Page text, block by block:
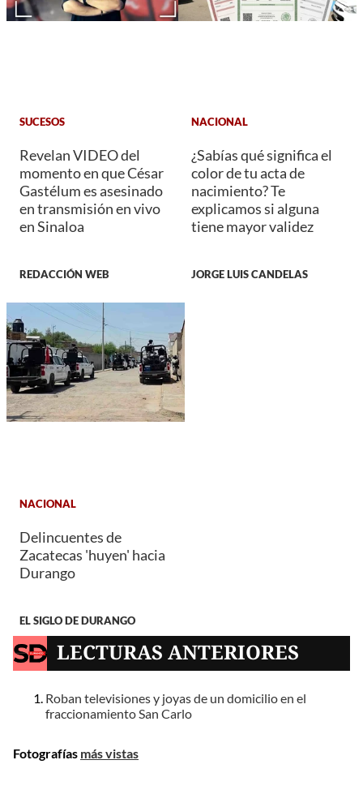
SUCESOS
Revelan VIDEO del
momento en que César
Gastélum es asesinado
en transmisión en vivo
en Sinaloa
REDACCIÓN WEB
NACIONAL
¿Sabías qué significa el
color de tu acta de
nacimiento? Te
explicamos si alguna
tiene mayor validez
JORGE LUIS CANDELAS
NACIONAL
Delincuentes de
Zacatecas 'huyen' hacia
Durango
EL SIGLO DE DURANGO
LECTURAS ANTERIORES
Roban televisiones y joyas de un domicilio en el
fraccionamiento San Carlo
Fotografías más vistas